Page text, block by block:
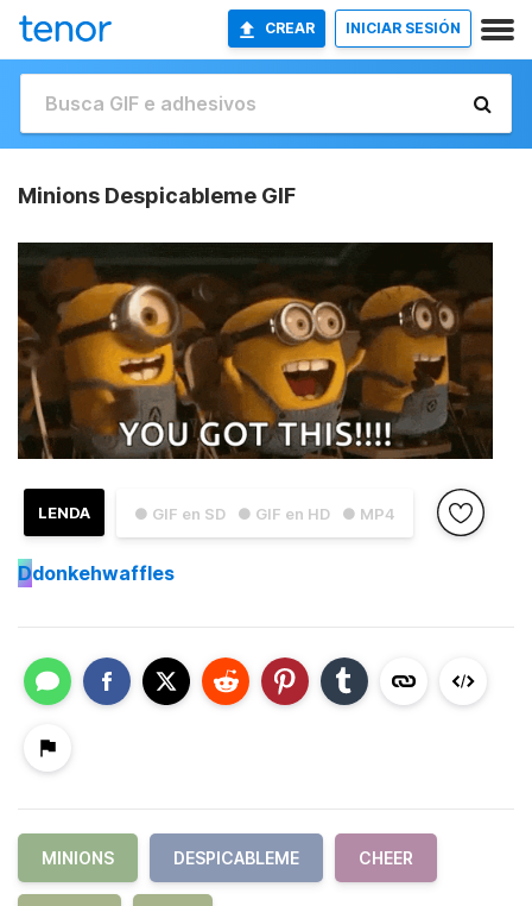
CREAR INICIAR SESIÓN
Minions Despicableme GIF
● GIF en SD ● GIF en HD ● MP4
LENDA
Ddonkehwaffles
MINIONS DESPICABLEME CHEER